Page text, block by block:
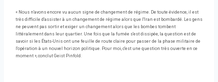
« Nous n'avons encore vu aucun signe de changement de régime. De toute évidence, il est
très difficile d'assister à un changement de régime alors que l'Iran est bombardé. Les gens
ne peuvent pas sortir et exiger un changement alors que les bombes tombent
littéralement dans leur quartier. Une fois que la fumée s'est dissipée, la question est de
savoir si les États-Unis ont une feuille de route claire pour passer de la phase militaire de
l'opération à un nouvel horizon politique. Pour moi, c'est une question très ouverte en ce
moment », conclut Geist Pinfold.